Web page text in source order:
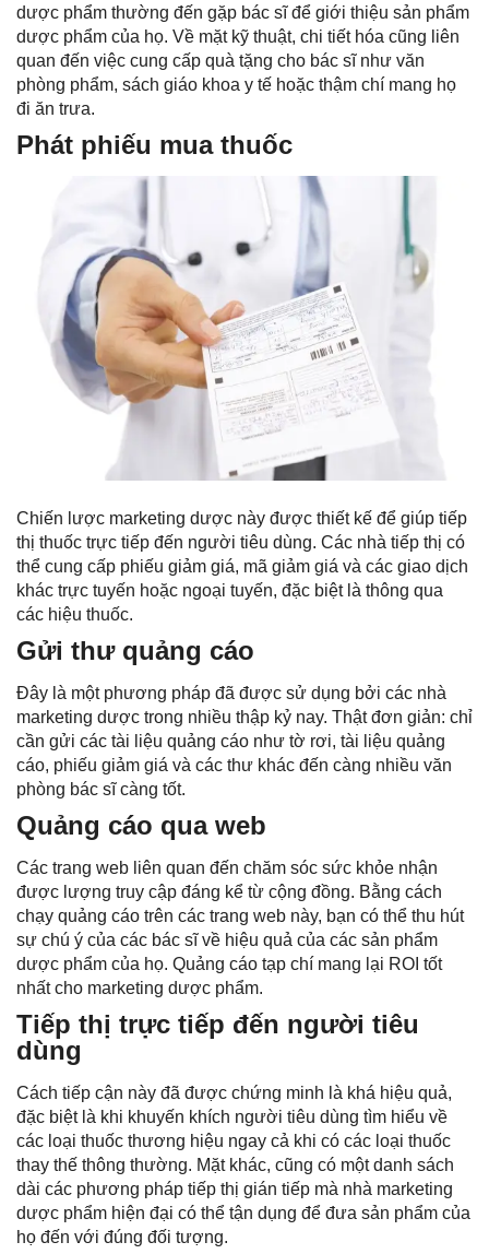
dược phẩm thường đến gặp bác sĩ để giới thiệu sản phẩm
dược phẩm của họ. Về mặt kỹ thuật, chi tiết hóa cũng liên
quan đến việc cung cấp quà tặng cho bác sĩ như văn
phòng phẩm, sách giáo khoa y tế hoặc thậm chí mang họ
đi ăn trưa.
Phát phiếu mua thuốc
Chiến lược marketing dược này được thiết kế để giúp tiếp
thị thuốc trực tiếp đến người tiêu dùng. Các nhà tiếp thị có
thể cung cấp phiếu giảm giá, mã giảm giá và các giao dịch
khác trực tuyến hoặc ngoại tuyến, đặc biệt là thông qua
các hiệu thuốc.
Gửi thư quảng cáo
Đây là một phương pháp đã được sử dụng bởi các nhà
marketing dược trong nhiều thập kỷ nay. Thật đơn giản: chỉ
cần gửi các tài liệu quảng cáo như tờ rơi, tài liệu quảng
cáo, phiếu giảm giá và các thư khác đến càng nhiều văn
phòng bác sĩ càng tốt.
Quảng cáo qua web
Các trang web liên quan đến chăm sóc sức khỏe nhận
được lượng truy cập đáng kể từ cộng đồng. Bằng cách
chạy quảng cáo trên các trang web này, bạn có thể thu hút
sự chú ý của các bác sĩ về hiệu quả của các sản phẩm
dược phẩm của họ. Quảng cáo tạp chí mang lại ROI tốt
nhất cho marketing dược phẩm.
Tiếp thị trực tiếp đến người tiêu
dùng
Cách tiếp cận này đã được chứng minh là khá hiệu quả,
đặc biệt là khi khuyến khích người tiêu dùng tìm hiểu về
các loại thuốc thương hiệu ngay cả khi có các loại thuốc
thay thế thông thường. Mặt khác, cũng có một danh sách
dài các phương pháp tiếp thị gián tiếp mà nhà marketing
dược phẩm hiện đại có thể tận dụng để đưa sản phẩm của
họ đến với đúng đối tượng.